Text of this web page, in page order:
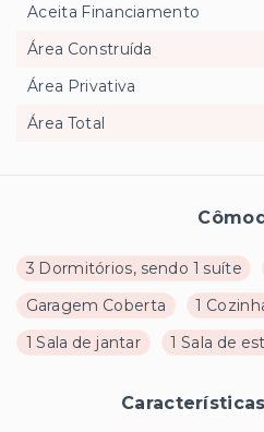
3 Dormitórios, sendo 1 suíte
Garagem Coberta
1
1 Sala de jantar
1 Sala de
Aceita Financiamento
Área Construída
Área Privativa
Área Total